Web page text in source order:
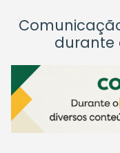
durante